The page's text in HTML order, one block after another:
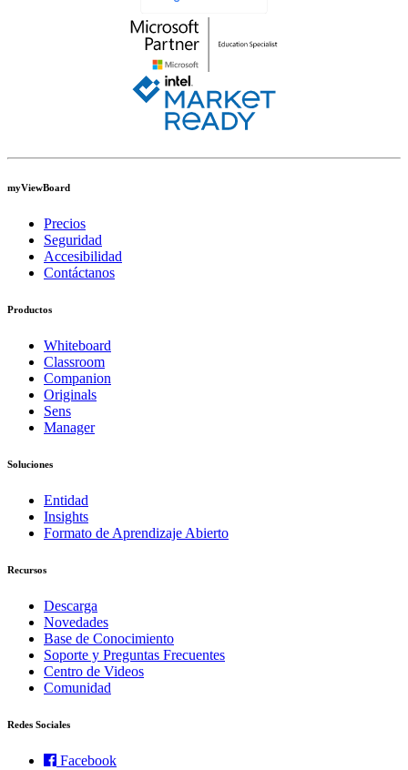
myViewBoard
Precios
Seguridad
Accesibilidad
Contáctanos
Productos
Whiteboard
Classroom
Companion
Originals
Sens
Manager
Soluciones
Entidad
Insights
Formato de Aprendizaje Abierto
Recursos
Descarga
Novedades
Base de Conocimiento
Soporte y Preguntas Frecuentes
Centro de Videos
Comunidad
Redes Sociales
Facebook